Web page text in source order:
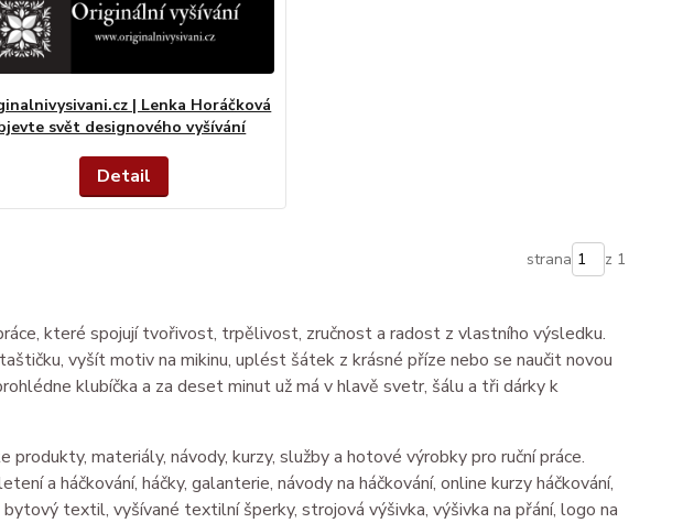
| Lenka Horáčková
svět designového vyšívání
Detail
strana z 1
které spojují tvořivost, trpělivost, zručnost a radost z vlastního výsledku.
vyšít motiv na mikinu, uplést šátek z krásné příze nebo se naučit novou
klubíčka a za deset minut už má v hlavě svetr, šálu a tři dárky k
materiály, návody, kurzy, služby a hotové výrobky pro ruční práce.
a háčkování, háčky, galanterie, návody na háčkování, online kurzy háčkování,
textil, vyšívané textilní šperky, strojová výšivka, výšivka na přání, logo na